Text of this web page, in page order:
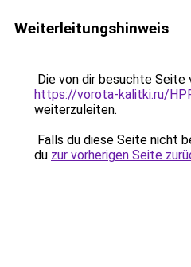
Weiterleitungshinweis
Die von dir besuchte Seite
https://vorota-kalitki.ru/
weiterzuleiten.
Falls du diese Seite nicht
du zur vorherigen Seite